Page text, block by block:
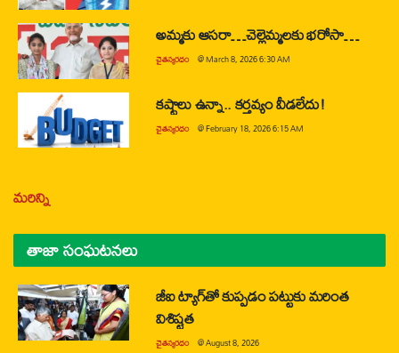
అమ్మకు ఆసరా…చెల్లెమ్మలకు భరోసా…
చైతన్యరధం @March 8, 2026 6:30 AM
కష్టాలు ఉన్నా.. కర్తవ్యం వీడలేదు!
చైతన్యరధం @February 18, 2026 6:15 AM
మరిన్ని
తాజా సంఘటనలు
జీఐ ట్యాగ్‌తో కుప్పడం పట్టుకు మరింత
విశిష్టత
చైతన్యరధం @August 8, 2026